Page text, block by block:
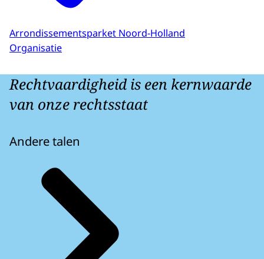
Arrondissementsparket Noord-Holland
Organisatie
Rechtvaardigheid is een kernwaarde
van onze rechtsstaat
Andere talen